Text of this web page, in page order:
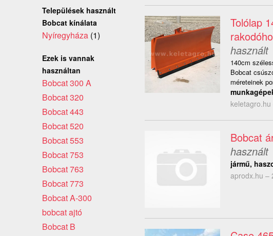
Tolólap
használt
140cm
Bobcat
méreteinek
keletagro.hu
Bobcat
használt
jármű,
aprodx.hu –
Települések használt
Bobcat kínálata
Nyíregyháza (1)
Ezek is vannak
használtan
Bobcat 300 A
Bobcat 320
Bobcat 443
Bobcat 520
Bobcat 553
Bobcat 753
Bobcat 763
Bobcat 773
Bobcat A-300
bobcat ajtó
Bobcat B